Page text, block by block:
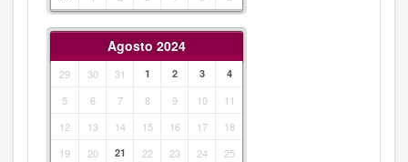
Agosto 2024
29 30 31 1 2 3 4
5 6 7 8 9 10
11
12
13 14 15 16 17
18
19
20 21 22 23 24
25